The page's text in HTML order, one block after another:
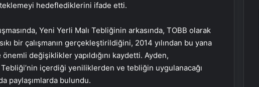
hedeflediklerini ifade etti.
Yeni Yerli Malı Tebliğinin arkasında, TOBB olarak
bir çalışmanın gerçekleştirildiğini, 2014 yılından bu yana
değişiklikler yapıldığını kaydetti. Ayden,
Tebliği’nin içerdiği yeniliklerden ve tebliğin uygulanacağı
paylaşımlarda bulundu.